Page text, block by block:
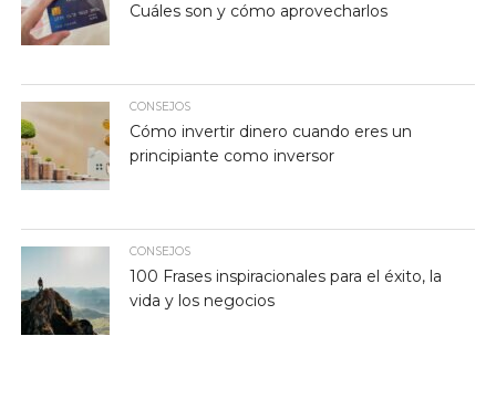
Cuáles son y cómo aprovecharlos
CONSEJOS
Cómo invertir dinero cuando eres un
principiante como inversor
CONSEJOS
100 Frases inspiracionales para el éxito, la
vida y los negocios